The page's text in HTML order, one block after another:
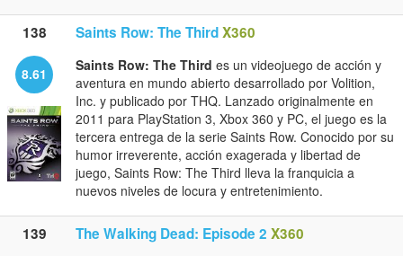
138 Saints Row: The ThirdX360
8.61 Saints Row: The Third es un videojuego de acción y
aventura en mundo abierto desarrollado por Volition,
Inc. y publicado por THQ. Lanzado originalmente en
2011 para PlayStation 3, Xbox 360 y PC, el juego es la
tercera entrega de la serie Saints Row. Conocido por su
humor irreverente, acción exagerada y libertad de
juego, Saints Row: The Third lleva la franquicia a
nuevos niveles de locura y entretenimiento.
139 The Walking Dead: Episode 2 X360